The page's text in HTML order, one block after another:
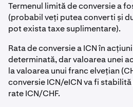
Termenul limită de conversie a
(probabil veți putea converti și
pot exista taxe suplimentare).
Rata de conversie a ICN în
determinată, dar valoarea unei
la valoarea unui franc elvețian
conversie ICN/eICN va fi
rate ICN/CHF.